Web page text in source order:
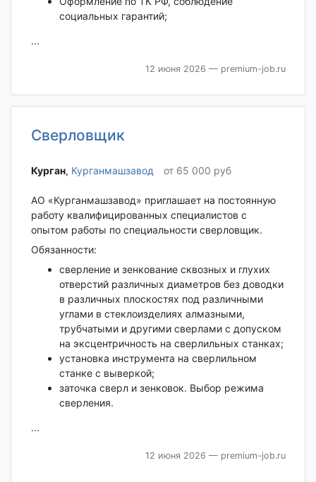
социальных гарантий;
...
12 июня 2026 — premium-job.ru
Сверловщик
Курган‎, Курганмашзавод от 65 000 руб
АО «Курганмашзавод» приглашает на постоянную
работу квалифицированных специалистов с
опытом работы по специальности сверловщик.
Обязанности:
сверление и зенкование сквозных и глухих
отверстий различных диаметров без доводки
в различных плоскостях под различными
углами в стеклоизделиях алмазными,
трубчатыми и другими сверлами с допуском
на эксцентричность на сверлильных станках;
установка инструмента на сверлильном
станке с выверкой;
заточка сверл и зенковок. Выбор режима
сверления.
...
12 июня 2026 — premium-job.ru